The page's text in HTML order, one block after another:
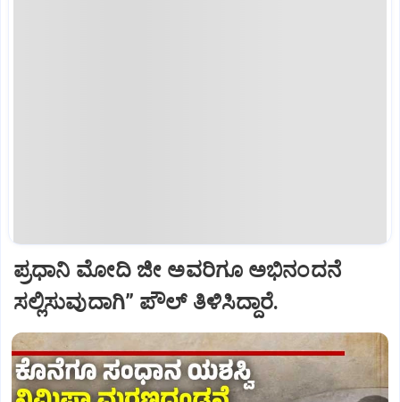
ಪ್ರಧಾನಿ ಮೋದಿ ಜೀ ಅವರಿಗೂ ಅಭಿನಂದನೆ
ಸಲ್ಲಿಸುವುದಾಗಿ” ಪೌಲ್‌ ತಿಳಿಸಿದ್ದಾರೆ.